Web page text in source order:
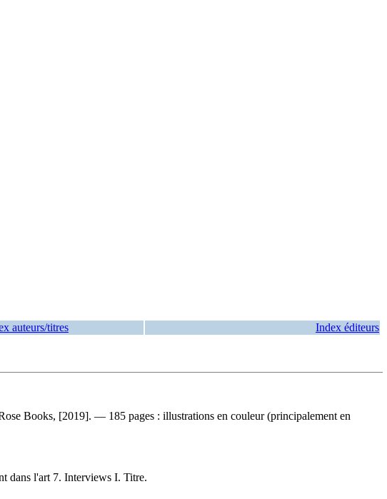
auteurs/titres Index éditeurs
Books, [2019]. — 185 pages : illustrations en couleur (principalement en
dans l'art 7. Interviews I. Titre.